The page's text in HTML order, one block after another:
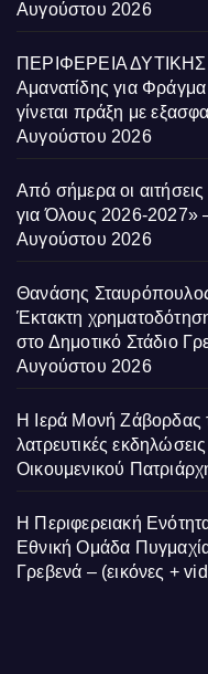
Αυγούστου 2026
ΠΕΡΙΦΕΡΕΙΑ
Αμανατίδης για
γίνεται πράξη με
Αυγούστου 2026
Από σήμερα οι
για Όλους 2026-2027»
Αυγούστου 2026
Θανάσης
Έκτακτη
στο Δημοτικό Στάδιο
Αυγούστου 2026
Η Ιερά Μονή Ζάβορδας
λατρευτικές
Οικουμενικού
Η Περιφερειακή
Εθνική Ομάδα
Γρεβενά – (εικόνες +